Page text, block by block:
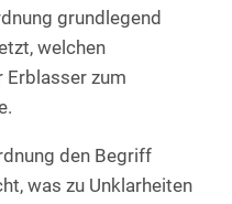
grundlegend
welchen
Erblasser zum
den Begriff
was zu Unklarheiten